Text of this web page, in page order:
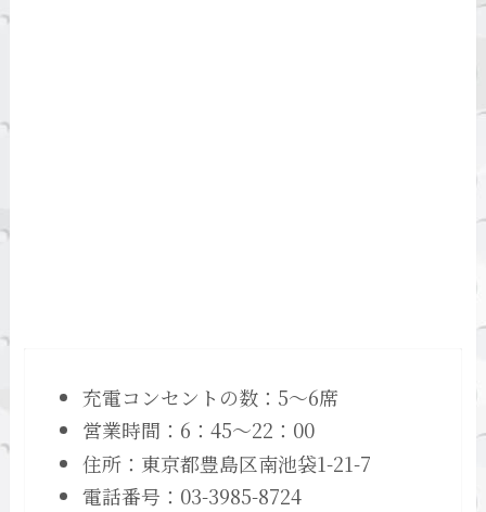
充電コンセントの数：5～6席
営業時間：6：45～22：00
住所：東京都豊島区南池袋1-21-7
電話番号：03-3985-8724